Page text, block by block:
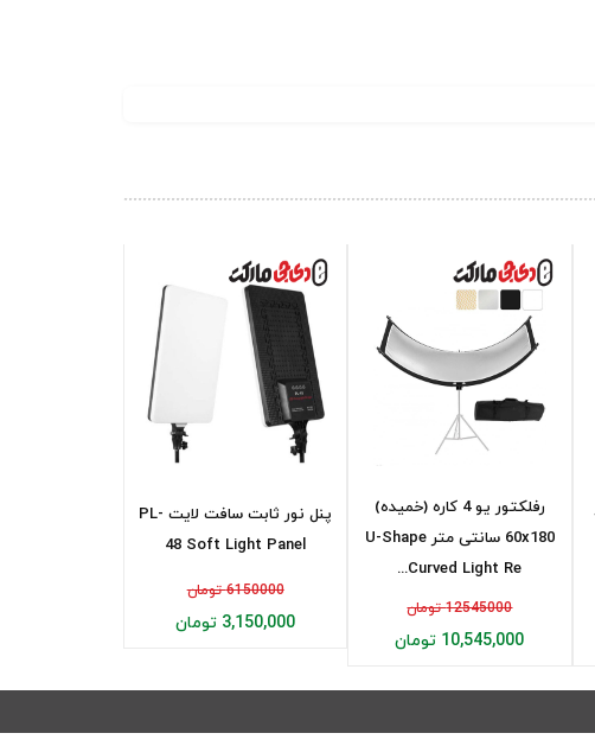
پنل نور ثابت سافت لايت PL-
48 Soft Light Panel
6150000 تومان
3,150,000 تومان
رفلکتور یو 4 کاره (خمیده)
60x180 سانتی متر U-Shape
Curved Light Re...
12545000 تومان
10,545,000 تومان